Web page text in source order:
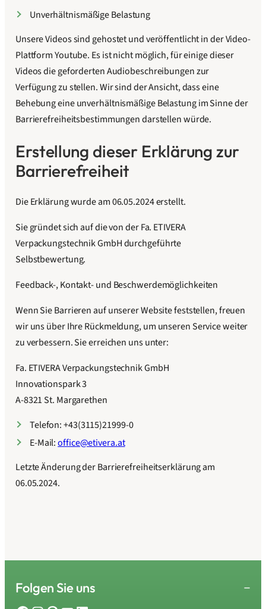
Unverhältnismäßige Belastung
Unsere Videos sind gehostet und veröffentlicht in der Video-
Plattform Youtube. Es ist nicht möglich, für einige dieser
Videos die geforderten Audiobeschreibungen zur
Verfügung zu stellen. Wir sind der Ansicht, dass eine
Behebung eine unverhältnismäßige Belastung im Sinne der
Barrierefreiheitsbestimmungen darstellen würde.
Erstellung dieser Erklärung zur
Barrierefreiheit
Die Erklärung wurde am 06.05.2024 erstellt.
Sie gründet sich auf die von der Fa. ETIVERA
Verpackungstechnik GmbH durchgeführte
Selbstbewertung.
Feedback-, Kontakt- und Beschwerdemöglichkeiten
Wenn Sie Barrieren auf unserer Website feststellen, freuen
wir uns über Ihre Rückmeldung, um unseren Service weiter
zu verbessern. Sie erreichen uns unter:
Fa. ETIVERA Verpackungstechnik GmbH
Innovationspark 3
A-8321 St. Margarethen
Telefon: +43(3115)21999-0
E-Mail:office@etivera.at
Letzte Änderung der Barrierefreiheitserklärung am
06.05.2024.
Folgen Sie uns −